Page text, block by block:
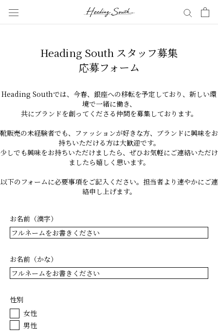
content
Heading South スタッフ募集
応募フォーム
Heading Southでは、今春、銀座への移転を予定しており、新しい環
境で一緒に働き、
共にブランドを創ってくださる仲間を募集しております。
靴販売の未経験者でも、ファッションが好きな方、ブランドに興味をお
持ちいただける方は大歓迎です。
少しでも興味をお持ちいただけましたら、ぜひお気軽にご連絡いただけ
ましたら嬉しく思います。
以下のフォームに必要事項をご記入ください。担当者より速やかにご連
絡申し上げます。
お名前（漢字）
お名前（かな）
性別
女性
男性